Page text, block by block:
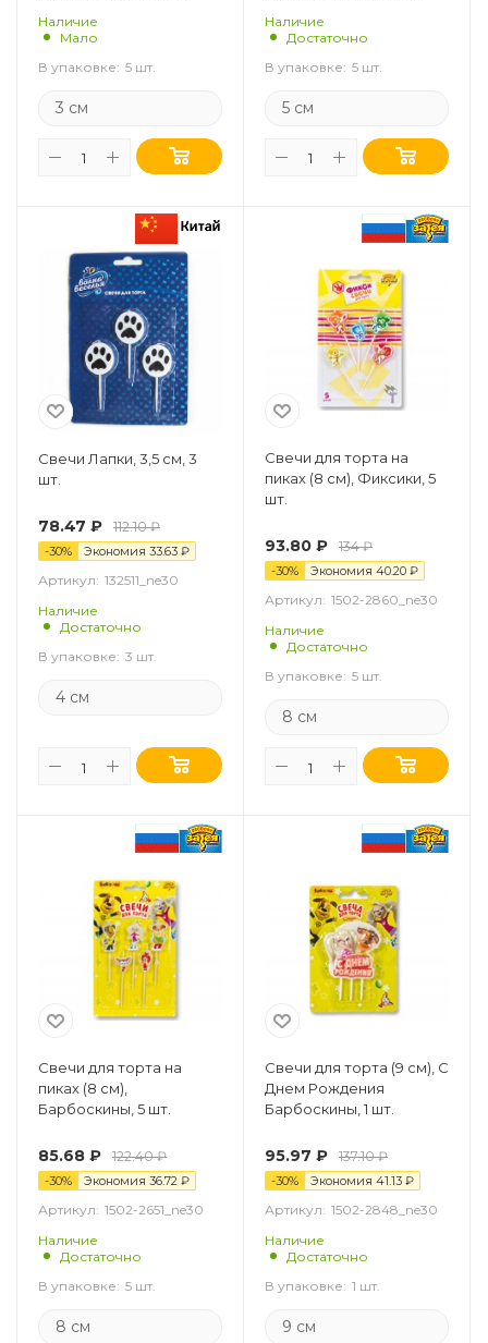
Наличие
Мало
В упаковке: 5 шт.
3 см
Наличие
Достаточно
В упаковке: 5 шт.
5 см
Свечи Лапки, 3,5 см, 3
шт.
78.47 ₽ 112.10₽
-30% Экономия 33.63 ₽
Артикул: 132511_ne30
Наличие
Достаточно
В упаковке: 3 шт.
4 см
Свечи для торта на
пиках (8 см), Фиксики, 5
шт.
93.80 ₽ 134₽
-30% Экономия 40.20 ₽
Артикул: 1502-2860_ne30
Наличие
Достаточно
В упаковке: 5 шт.
8 см
Свечи для торта на
пиках (8 см),
Барбоскины, 5 шт.
85.68 ₽ 122.40₽
-30% Экономия 36.72 ₽
Артикул: 1502-2651_ne30
Наличие
Достаточно
В упаковке: 5 шт.
8 см
Свечи для торта (9 см), С
Днем Рождения
Барбоскины, 1 шт.
95.97 ₽ 137.10₽
-30% Экономия 41.13 ₽
Артикул: 1502-2848_ne30
Наличие
Достаточно
В упаковке: 1 шт.
9 см